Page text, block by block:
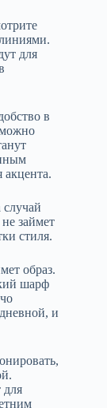
для
в
можно
акцента.
случай
займет
стиля.
образ.
шарф
и
для